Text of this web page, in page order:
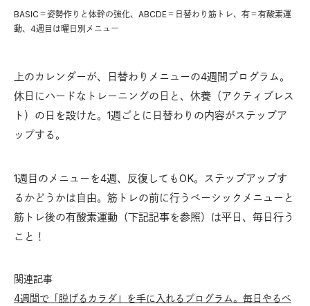
BASIC＝姿勢作りと体幹の強化、ABCDE＝日替わり筋トレ、有＝有酸素運
動、4週目は曜日別メニュー
上のカレンダーが、日替わりメニューの4週間プログラム。
休日にハードなトレーニングの日と、休養（アクティブレス
ト）の日を設けた。1週ごとに日替わりの内容がステップア
ップする。
1週目のメニューを4週、反復してもOK。ステップアップす
るかどうかは自由。筋トレの前に行うベーシックメニューと
筋トレ後の有酸素運動（下記記事を参照）は平日、毎日行う
こと！
関連記事
4週間で「脱げるカラダ」を手に入れるプログラム。毎日やるべ